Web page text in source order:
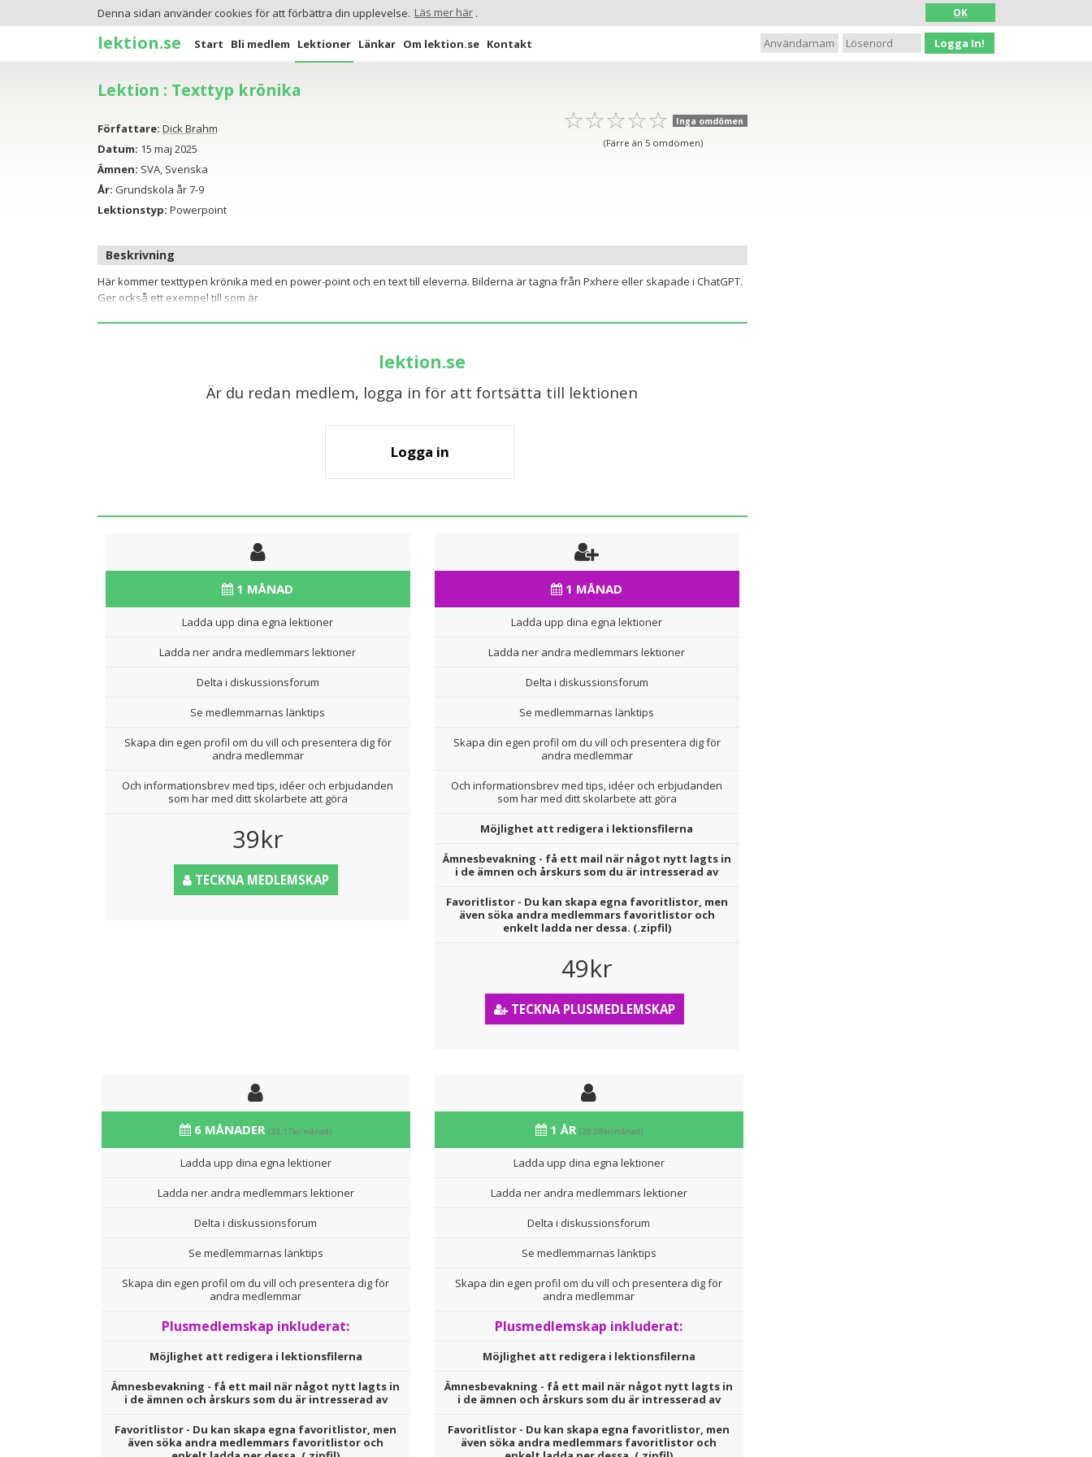
Denna sidan använder cookies för att förbättra din upplevelse. Läs mer här . OK
lektion.se Start Bli medlem Lektioner Länkar Om lektion.se Kontakt Logga In!
Lektion : Texttyp krönika
☆☆☆☆☆
★★★★★ Inga omdömen
(Färre än 5 omdömen)
Författare: Dick Brahm
Datum: 15 maj 2025
Ämnen: SVA, Svenska
År: Grundskola år 7-9
Lektionstyp: Powerpoint
Beskrivning
Här kommer texttypen krönika med en power-point och en text till eleverna. Bilderna är tagna från Pxhere eller skapade i ChatGPT.
Ger också ett exempel till som är
lektion.se
Är du redan medlem, logga in för att fortsätta till lektionen
Logga in
1 MÅNAD
Ladda upp dina egna lektioner
Ladda ner andra medlemmars lektioner
Delta i diskussionsforum
Se medlemmarnas länktips
Skapa din egen profil om du vill och presentera dig för
andra medlemmar
Och informationsbrev med tips, idéer och erbjudanden
som har med ditt skolarbete att göra
39kr
TECKNA MEDLEMSKAP
1 MÅNAD
Ladda upp dina egna lektioner
Ladda ner andra medlemmars lektioner
Delta i diskussionsforum
Se medlemmarnas länktips
Skapa din egen profil om du vill och presentera dig för
andra medlemmar
Och informationsbrev med tips, idéer och erbjudanden
som har med ditt skolarbete att göra
Möjlighet att redigera i lektionsfilerna
Ämnesbevakning - få ett mail när något nytt lagts in
i de ämnen och årskurs som du är intresserad av
Favoritlistor - Du kan skapa egna favoritlistor, men
även söka andra medlemmars favoritlistor och
enkelt ladda ner dessa. (.zipfil)
49kr
TECKNA PLUSMEDLEMSKAP
6 MÅNADER (33,17kr/månad)
Ladda upp dina egna lektioner
Ladda ner andra medlemmars lektioner
Delta i diskussionsforum
Se medlemmarnas länktips
Skapa din egen profil om du vill och presentera dig för
andra medlemmar
Plusmedlemskap inkluderat:
Möjlighet att redigera i lektionsfilerna
Ämnesbevakning - få ett mail när något nytt lagts in
i de ämnen och årskurs som du är intresserad av
Favoritlistor - Du kan skapa egna favoritlistor, men
även söka andra medlemmars favoritlistor och
1 ÅR (29,08kr/månad)
Ladda upp dina egna lektioner
Ladda ner andra medlemmars lektioner
Delta i diskussionsforum
Se medlemmarnas länktips
Skapa din egen profil om du vill och presentera dig för
andra medlemmar
Plusmedlemskap inkluderat:
Möjlighet att redigera i lektionsfilerna
Ämnesbevakning - få ett mail när något nytt lagts in
i de ämnen och årskurs som du är intresserad av
Favoritlistor - Du kan skapa egna favoritlistor, men
även söka andra medlemmars favoritlistor och